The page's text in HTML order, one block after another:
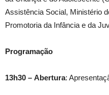
Assistência Social, Ministério
Promotoria da Infância e da
Programação
13h30 – Abertura: